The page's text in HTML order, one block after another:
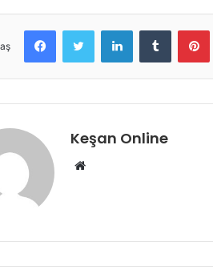
FacebookTwitter LinkedInTumblr
Keşan Online
Web